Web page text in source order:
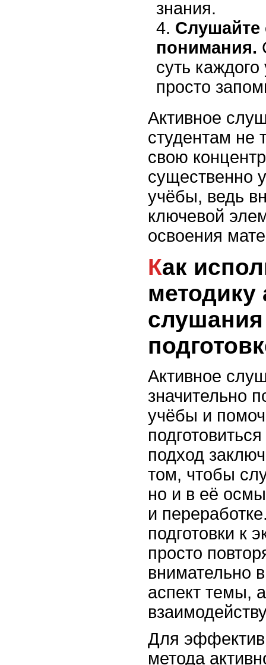
знания.
понимания.
суть
просто
Активное
студентам не
свою
существенно
учёбы, ведь
ключевой
освоения
Как использовать
методику
Активное
значительно
учёбы и
подход
том, чтобы
но и в её
и
подготовки к
просто
внимательно
аспект темы,
Для
метода